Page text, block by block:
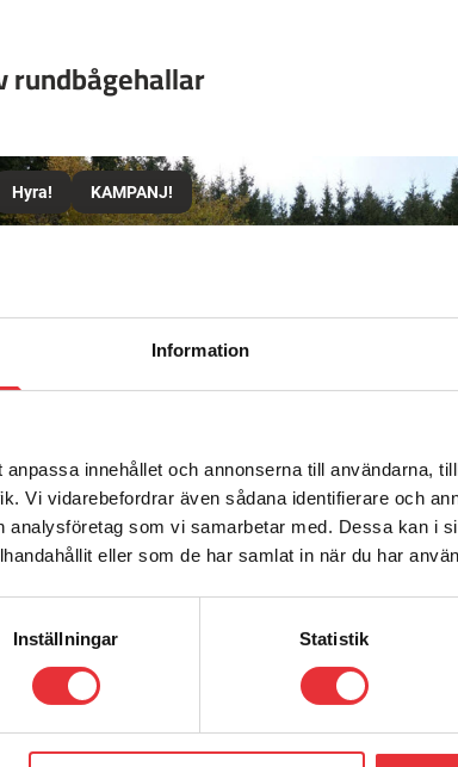
Information
innehållet och annonserna till användarna,
Vi vidarebefordrar även sådana identifierare och
analysföretag som vi samarbetar med. Dessa kan i
eller som de har samlat in när du har
Inställningar Statistik
Hyra! KAMPANJ!
produkt